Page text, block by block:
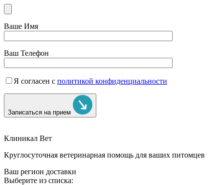
Ваше Имя
Ваш Телефон
Я согласен с политикой конфиденциальности
Записаться на прием
Клиникал Вет
Круглосуточная ветеринарная помощь для ваших питомцев
Ваш регион доставки
Выберите из списка: